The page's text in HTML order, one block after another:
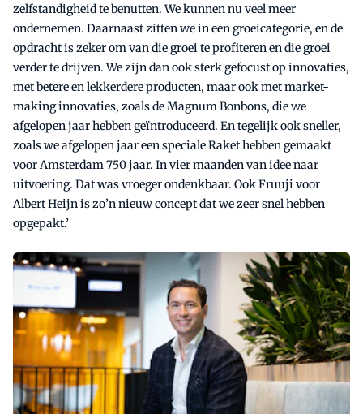
zelfstandigheid te benutten. We kunnen nu veel meer
ondernemen. Daarnaast zitten we in een groeicategorie, en de
opdracht is zeker om van die groei te profiteren en die groei
verder te drijven. We zijn dan ook sterk gefocust op innovaties,
met betere en lekkerdere producten, maar ook met market-
making innovaties, zoals de Magnum Bonbons, die we
afgelopen jaar hebben geïntroduceerd. En tegelijk ook sneller,
zoals we afgelopen jaar een speciale Raket hebben gemaakt
voor Amsterdam 750 jaar. In vier maanden van idee naar
uitvoering. Dat was vroeger ondenkbaar. Ook Fruuji voor
Albert Heijn is zo’n nieuw concept dat we zeer snel hebben
opgepakt.’